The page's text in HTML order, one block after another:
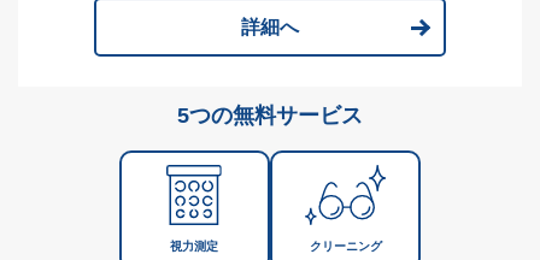
詳細へ
5つの無料サービス
視力測定 クリーニング